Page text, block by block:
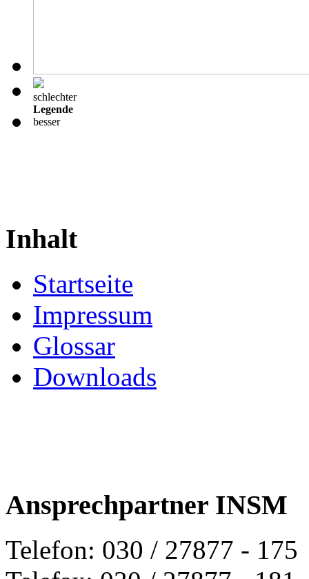
schlechter
Legende
besser
Inhalt
Startseite
Impressum
Glossar
Downloads
Ansprechpartner INSM
Telefon: 030 / 27877 - 175